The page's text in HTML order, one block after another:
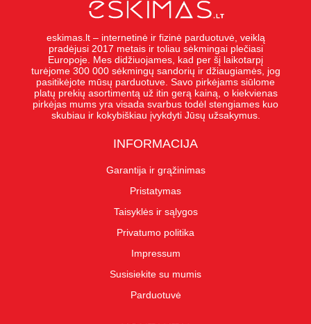
eskimas.lt – internetinė ir fizinė parduotuvė, veiklą
pradėjusi 2017 metais ir toliau sėkmingai plečiasi
Europoje. Mes didžiuojames, kad per šį laikotarpį
turėjome 300 000 sėkmingų sandorių ir džiaugiamės, jog
pasitikėjote mūsų parduotuve. Savo pirkėjams siūlome
platų prekių asortimentą už itin gerą kainą, o kiekvienas
pirkėjas mums yra visada svarbus todėl stengiames kuo
skubiau ir kokybiškiau įvykdyti Jūsų užsakymus.
INFORMACIJA
Garantija ir grąžinimas
Pristatymas
Taisyklės ir sąlygos
Privatumo politika
Impressum
Susisiekite su mumis
Parduotuvė